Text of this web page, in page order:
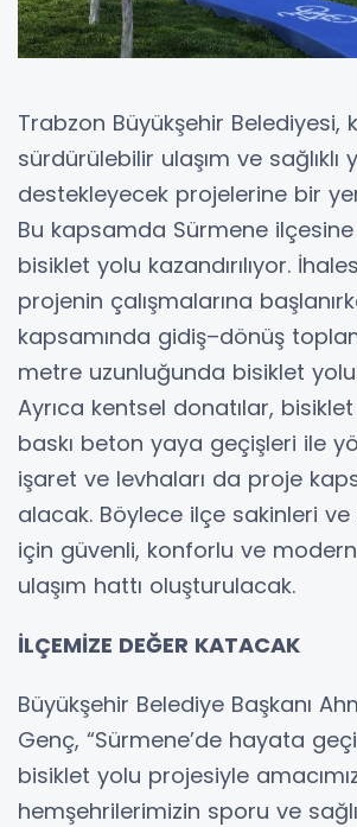
Trabzon Büyükşehir Belediyesi,
sürdürülebilir ulaşım ve sağlıklı
destekleyecek projelerine bir
Bu kapsamda Sürmene
bisiklet yolu kazandırılıyor.
projenin çalışmalarına
kapsamında gidiş–dönüş
metre uzunluğunda bisiklet
Ayrıca kentsel donatılar,
baskı beton yaya geçişleri ile
işaret ve levhaları da proje
alacak. Böylece ilçe sakinleri
için güvenli, konforlu ve
ulaşım hattı oluşturulacak.
İLÇEMİZE DEĞER KATACAK
Büyükşehir Belediye Başkanı
Genç, “Sürmene’de hayata
bisiklet yolu projesiyle
hemşehrilerimizin sporu ve